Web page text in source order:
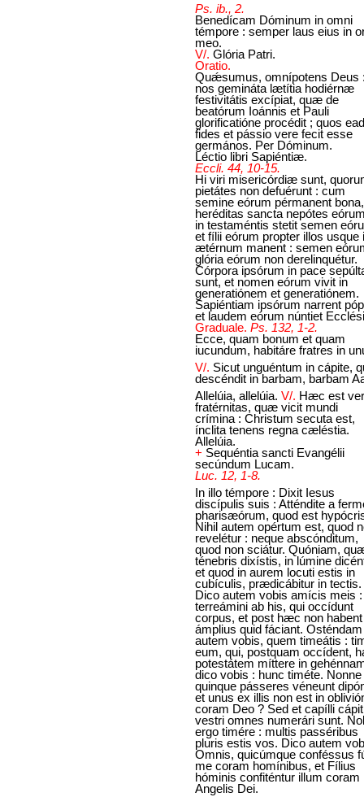
Ps. ib., 2.
Benedícam Dóminum in omni
témpore : semper laus eius in
meo.
V/. Glória Patri.
Oratio.
Quǽsumus, omnípotens Deus
nos gemináta lætítia hodiérnæ
festivitátis excípiat, quæ de
beatórum Ioánnis et Pauli
glorificatióne procédit ; quos
fides et pássio vere fecit esse
germános. Per Dóminum.
Léctio libri Sapiéntiæ.
Eccli. 44, 10-15.
Hi viri misericórdiæ sunt,
pietátes non defuérunt : cum
semine eórum pérmanent bona,
heréditas sancta nepótes
in testaméntis stetit semen
et fílii eórum propter illos usque
ætérnum manent : semen
glória eórum non derelinquétur.
Córpora ipsórum in pace
sunt, et nomen eórum vivit in
generatiónem et generatiónem.
Sapiéntiam ipsórum narrent
et laudem eórum núntiet
Graduale. Ps. 132, 1-2.
Ecce, quam bonum et quam
iucundum, habitáre fratres in
V/. Sicut unguéntum in cápite,
descéndit in barbam, barbam
Allelúia, allelúia. V/. Hæc est
fratérnitas, quæ vicit mundi
crímina : Christum secuta est,
ínclita tenens regna cæléstia.
Allelúia.
+ Sequéntia sancti Evangélii
secúndum Lucam.
Luc. 12, 1-8.
In illo témpore : Dixit Iesus
discípulis suis : Atténdite a
pharisæórum, quod est
Nihil autem opértum est, quod
revelétur : neque abscónditum,
quod non sciátur. Quóniam,
ténebris dixístis, in lúmine
et quod in aurem locuti estis in
cubículis, prædicábitur in tectis.
Dico autem vobis amícis meis
terreámini ab his, qui occídunt
corpus, et post hæc non habent
ámplius quid fáciant. Osténdam
autem vobis, quem timeátis :
eum, qui, postquam occídent,
potestátem míttere in
dico vobis : hunc timéte. Nonne
quinque pásseres véneunt
et unus ex illis non est in
coram Deo ? Sed et capílli
vestri omnes numerári sunt.
ergo timére : multis passéribus
pluris estis vos. Dico autem
Omnis, quicúmque conféssus
me coram homínibus, et Fílius
hóminis confiténtur illum coram
Angelis Dei.